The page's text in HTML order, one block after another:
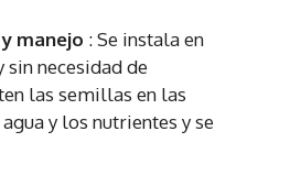
manejo : Se instala en
sin necesidad de
las semillas en las
y los nutrientes y se